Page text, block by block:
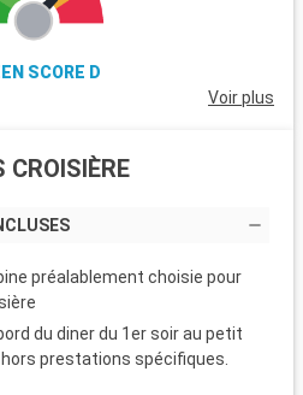
SCORE D
Voir plus
CROISIÈRE
préalablement choisie pour
du diner du 1er soir au petit
prestations spécifiques.